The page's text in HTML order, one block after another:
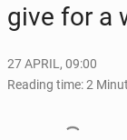
give for a
27 APRIL, 09:00
Reading time: 2